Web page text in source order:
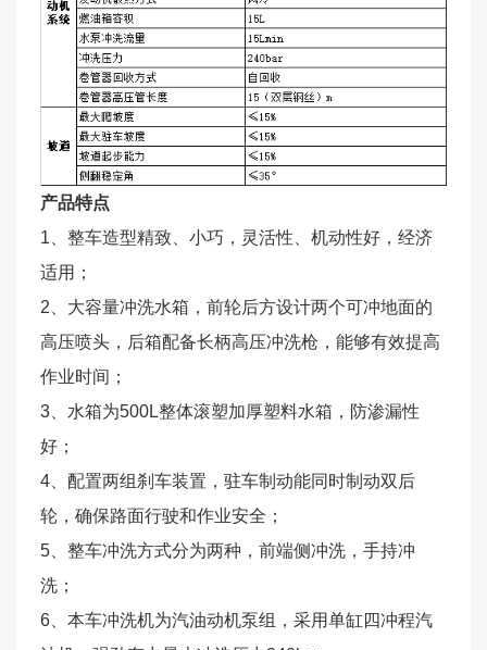
产品特点
1、整车造型精致、小巧，灵活性、机动性好，经济
适用；
2、大容量冲洗水箱，前轮后方设计两个可冲地面的
高压喷头，后箱配备长柄高压冲洗枪，能够有效提高
作业时间；
3、水箱为500L整体滚塑加厚塑料水箱，防渗漏性
好；
4、配置两组刹车装置，驻车制动能同时制动双后
轮，确保路面行驶和作业安全；
5、整车冲洗方式分为两种，前端侧冲洗，手持冲
洗；
6、本车冲洗机为汽油动机泵组，采用单缸四冲程汽